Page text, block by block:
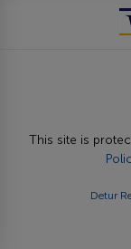
This site is
Detur